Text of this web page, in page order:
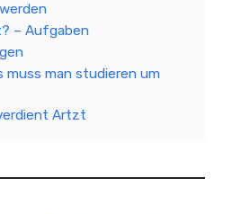
– Aufgaben
muss man studieren um
Artzt